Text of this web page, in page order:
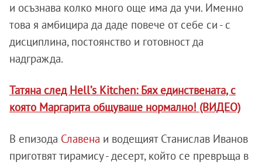
и осъзнава колко много още има да учи. Именно
това я амбицира да даде повече от себе си - с
дисциплина, постоянство и готовност да
надгражда.
Татяна след Hell’s Kitchen: Бях единствената, с
която Маргарита общуваше нормално! (ВИДЕО)
В епизода Славена и водещият Станислав Иванов
приготвят тирамису - десерт, който се превръща в